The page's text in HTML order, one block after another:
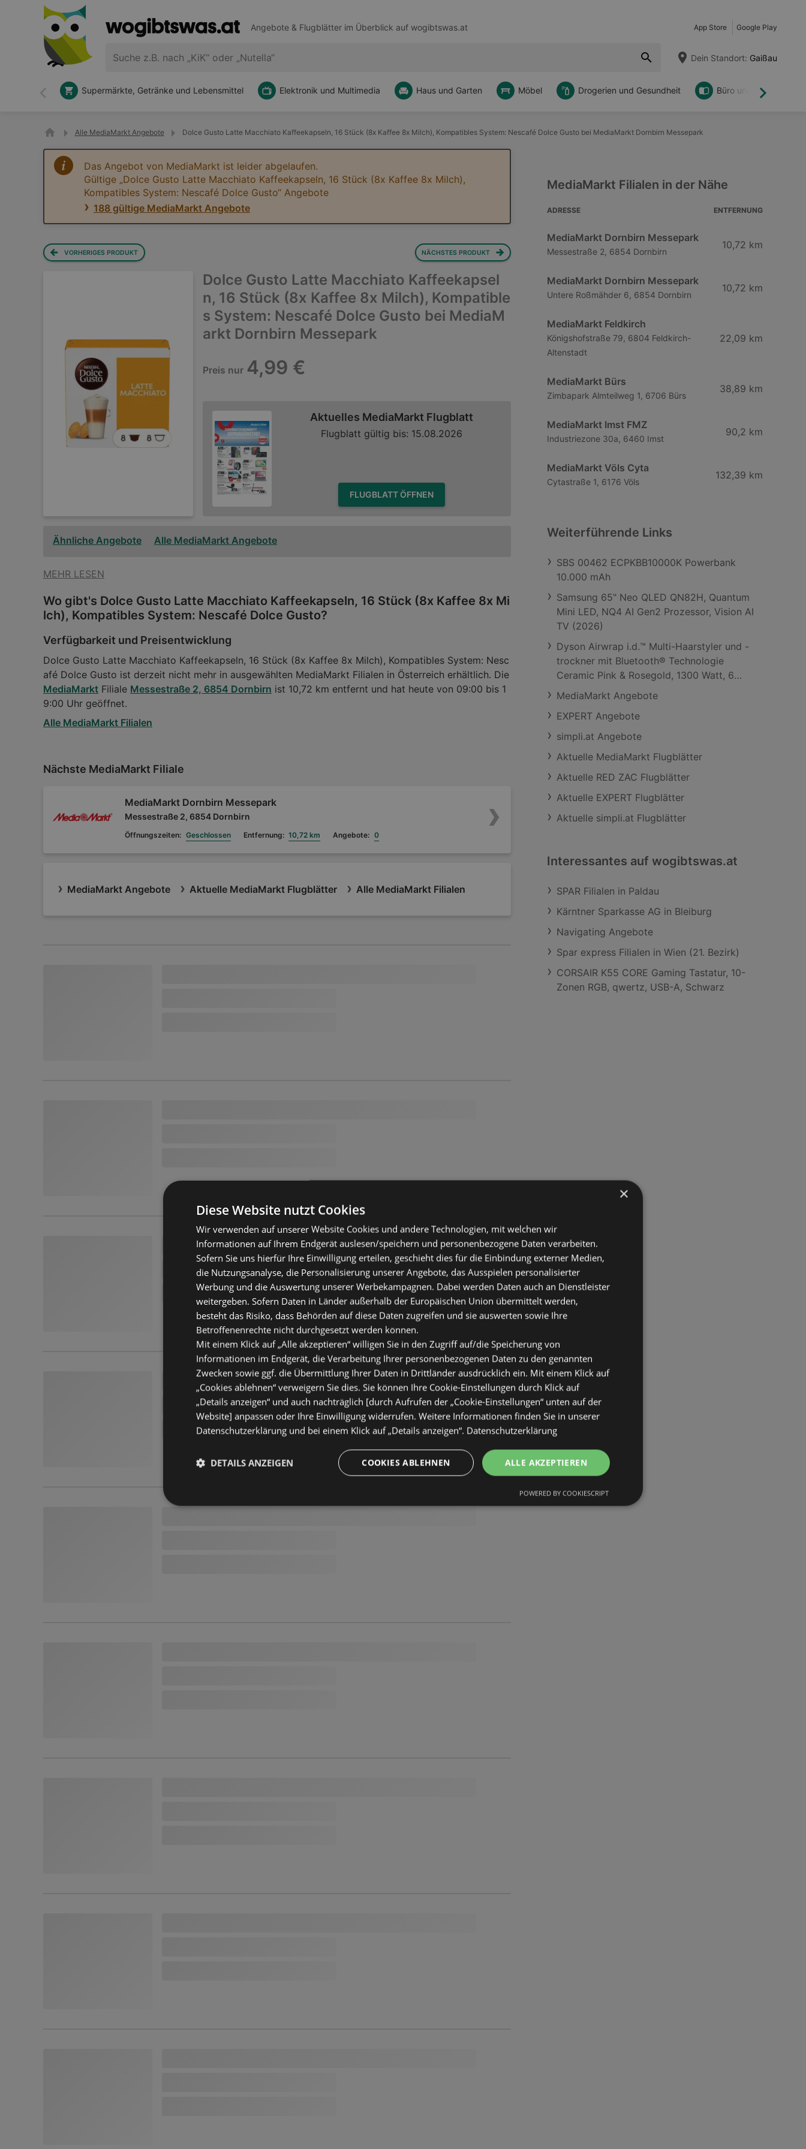
Angebote & Flugblätter im Überblick auf wogibtswas.at App Store Google Play
Dein Standort: Gaißau
Zurück Weiter
Supermärkte, Getränke und Lebensmittel Elektronik und Multimedia Haus und Garten Möbel Drogerien und Gesundheit Büro und DIY
Alle MediaMarkt Angebote Dolce Gusto Latte Macchiato Kaffeekapseln, 16 Stück (8x Kaffee 8x Milch), Kompatibles System: Nescafé Dolce Gusto bei MediaMarkt Dornbirn Messepark
Das Angebot von MediaMarkt ist leider abgelaufen.
Gültige „Dolce Gusto Latte Macchiato Kaffeekapseln, 16 Stück (8x Kaffee 8x Milch),
Kompatibles System: Nescafé Dolce Gusto“ Angebote
188 gültige MediaMarkt Angebote
VORHERIGES PRODUKT NÄCHSTES PRODUKT
Dolce Gusto Latte Macchiato Kaffeekapsel
n, 16 Stück (8x Kaffee 8x Milch), Kompatible
s System: Nescafé Dolce Gusto bei MediaM
arkt Dornbirn Messepark
Preis nur 4,99 €
Aktuelles MediaMarkt Flugblatt
Flugblatt gültig bis: 15.08.2026
FLUGBLATT ÖFFNEN
Ähnliche Angebote Alle MediaMarkt Angebote
MEHR LESEN
Wo gibt's Dolce Gusto Latte Macchiato Kaffeekapseln, 16 Stück (8x Kaffee 8x Mi
lch), Kompatibles System: Nescafé Dolce Gusto?
Verfügbarkeit und Preisentwicklung
Dolce Gusto Latte Macchiato Kaffeekapseln, 16 Stück (8x Kaffee 8x Milch), Kompatibles System: Nesc
afé Dolce Gusto ist derzeit nicht mehr in ausgewählten MediaMarkt Filialen in Österreich erhältlich. Die
MediaMarkt Filiale Messestraße 2, 6854 Dornbirn ist 10,72 km entfernt und hat heute von 09:00 bis 1
9:00 Uhr geöffnet.
Alle MediaMarkt Filialen
Nächste MediaMarkt Filiale
MediaMarkt Dornbirn Messepark
Messestraße 2, 6854 Dornbirn
Öffnungszeiten: Geschlossen Entfernung: 10,72 km Angebote: 0
MediaMarkt Angebote Aktuelle MediaMarkt Flugblätter Alle MediaMarkt Filialen
MediaMarkt Filialen in der Nähe
ADRESSE ENTFERNUNG
MediaMarkt Dornbirn Messepark
Messestraße 2, 6854 Dornbirn
10,72 km
MediaMarkt Dornbirn Messepark
Untere Roßmähder 6, 6854 Dornbirn
10,72 km
MediaMarkt Feldkirch
Königshofstraße 79, 6804 Feldkirch-
Altenstadt
22,09 km
MediaMarkt Bürs
Zimbapark Almteilweg 1, 6706 Bürs
38,89 km
MediaMarkt Imst FMZ
Industriezone 30a, 6460 Imst
90,2 km
MediaMarkt Völs Cyta
Cytastraße 1, 6176 Völs
132,39 km
Weiterführende Links
SBS 00462 ECPKBB10000K Powerbank
10.000 mAh
Samsung 65" Neo QLED QN82H, Quantum
Mini LED, NQ4 AI Gen2 Prozessor, Vision AI
TV (2026)
Dyson Airwrap i.d.™ Multi-Haarstyler und -
trockner mit Bluetooth® Technologie
Ceramic Pink & Rosegold, 1300 Watt, 6
Aufsätze
MediaMarkt Angebote
EXPERT Angebote
simpli.at Angebote
Aktuelle MediaMarkt Flugblätter
Aktuelle RED ZAC Flugblätter
Aktuelle EXPERT Flugblätter
Aktuelle simpli.at Flugblätter
Interessantes auf wogibtswas.at
SPAR Filialen in Paldau
Kärntner Sparkasse AG in Bleiburg
Navigating Angebote
Spar express Filialen in Wien (21. Bezirk)
CORSAIR K55 CORE Gaming Tastatur, 10-
Zonen RGB, qwertz, USB-A, Schwarz
×
Diese Website nutzt Cookies
Wir verwenden auf unserer Website Cookies und andere Technologien, mit welchen wir
Informationen auf Ihrem Endgerät auslesen/speichern und personenbezogene Daten verarbeiten.
Sofern Sie uns hierfür Ihre Einwilligung erteilen, geschieht dies für die Einbindung externer Medien,
die Nutzungsanalyse, die Personalisierung unserer Angebote, das Ausspielen personalisierter
Werbung und die Auswertung unserer Werbekampagnen. Dabei werden Daten auch an Dienstleister
weitergeben. Sofern Daten in Länder außerhalb der Europäischen Union übermittelt werden,
besteht das Risiko, dass Behörden auf diese Daten zugreifen und sie auswerten sowie Ihre
Betroffenenrechte nicht durchgesetzt werden können.
Mit einem Klick auf „Alle akzeptieren“ willigen Sie in den Zugriff auf/die Speicherung von
Informationen im Endgerät, die Verarbeitung Ihrer personenbezogenen Daten zu den genannten
Zwecken sowie ggf. die Übermittlung Ihrer Daten in Drittländer ausdrücklich ein. Mit einem Klick auf
„Cookies ablehnen“ verweigern Sie dies. Sie können Ihre Cookie-Einstellungen durch Klick auf
„Details anzeigen“ und auch nachträglich [durch Aufrufen der „Cookie-Einstellungen“ unten auf der
Website] anpassen oder Ihre Einwilligung widerrufen. Weitere Informationen finden Sie in unserer
Datenschutzerklärung und bei einem Klick auf „Details anzeigen“. Datenschutzerklärung
ALLE AKZEPTIEREN
COOKIES ABLEHNEN
DETAILS ANZEIGEN
POWERED BY COOKIESCRIPT